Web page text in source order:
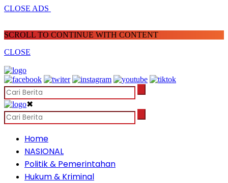
CLOSE ADS
SCROLL TO CONTINUE WITH CONTENT
CLOSE
✖
Home
NASIONAL
Politik & Pemerintahan
Hukum & Kriminal